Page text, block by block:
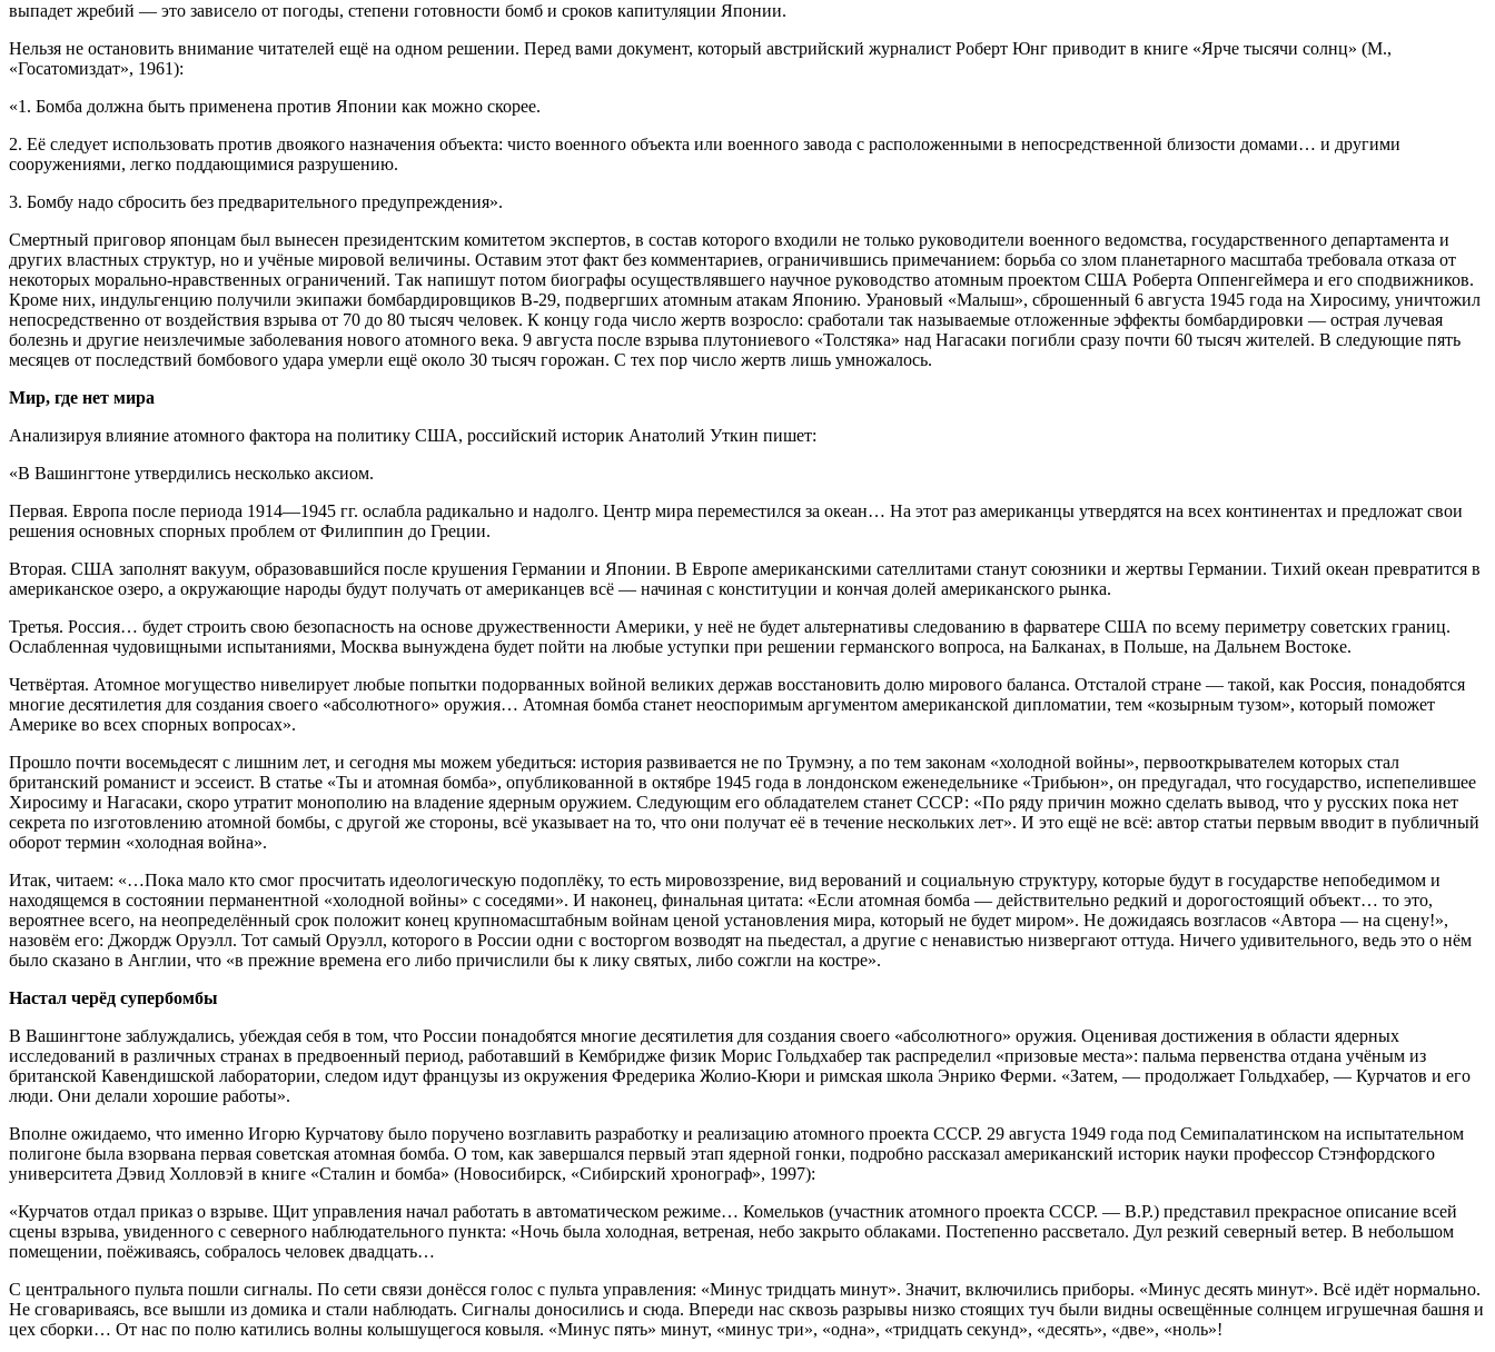
выпадет жребий — это зависело от погоды, степени готовности бомб и сроков капитуляции Японии.
Нельзя не остановить внимание читателей ещё на одном решении. Перед вами документ, который австрийский журналист Роберт Юнг приводит в книге «Ярче тысячи солнц» (М.,
«Госатомиздат», 1961):
«1. Бомба должна быть применена против Японии как можно скорее.
2. Её следует использовать против двоякого назначения объекта: чисто военного объекта или военного завода с расположенными в непосредственной близости домами… и другими
сооружениями, легко поддающимися разрушению.
3. Бомбу надо сбросить без предварительного предупреждения».
Смертный приговор японцам был вынесен президентским комитетом экспертов, в состав которого входили не только руководители военного ведомства, государственного департамента и
других властных структур, но и учёные мировой величины. Оставим этот факт без комментариев, ограничившись примечанием: борьба со злом планетарного масштаба требовала отказа от
некоторых морально-нравственных ограничений. Так напишут потом биографы осуществлявшего научное руководство атомным проектом США Роберта Оппенгеймера и его сподвижников.
Кроме них, индульгенцию получили экипажи бомбардировщиков В-29, подвергших атомным атакам Японию. Урановый «Малыш», сброшенный 6 августа 1945 года на Хиросиму, уничтожил
непосредственно от воздействия взрыва от 70 до 80 тысяч человек. К концу года число жертв возросло: сработали так называемые отложенные эффекты бомбардировки — острая лучевая
болезнь и другие неизлечимые заболевания нового атомного века. 9 августа после взрыва плутониевого «Толстяка» над Нагасаки погибли сразу почти 60 тысяч жителей. В следующие пять
месяцев от последствий бомбового удара умерли ещё около 30 тысяч горожан. С тех пор число жертв лишь умножалось.
Мир, где нет мира
Анализируя влияние атомного фактора на политику США, российский историк Анатолий Уткин пишет:
«В Вашингтоне утвердились несколько аксиом.
Первая. Европа после периода 1914—1945 гг. ослабла радикально и надолго. Центр мира переместился за океан… На этот раз американцы утвердятся на всех континентах и предложат свои
решения основных спорных проблем от Филиппин до Греции.
Вторая. США заполнят вакуум, образовавшийся после крушения Германии и Японии. В Европе американскими сателлитами станут союзники и жертвы Германии. Тихий океан превратится в
американское озеро, а окружающие народы будут получать от американцев всё — начиная с конституции и кончая долей американского рынка.
Третья. Россия… будет строить свою безопасность на основе дружественности Америки, у неё не будет альтернативы следованию в фарватере США по всему периметру советских границ.
Ослабленная чудовищными испытаниями, Москва вынуждена будет пойти на любые уступки при решении германского вопроса, на Балканах, в Польше, на Дальнем Востоке.
Четвёртая. Атомное могущество нивелирует любые попытки подорванных войной великих держав восстановить долю мирового баланса. Отсталой стране — такой, как Россия, понадобятся
многие десятилетия для создания своего «абсолютного» оружия… Атомная бомба станет неоспоримым аргументом американской дипломатии, тем «козырным тузом», который поможет
Америке во всех спорных вопросах».
Прошло почти восемьдесят с лишним лет, и сегодня мы можем убедиться: история развивается не по Трумэну, а по тем законам «холодной войны», первооткрывателем которых стал
британский романист и эссеист. В статье «Ты и атомная бомба», опубликованной в октябре 1945 года в лондонском еженедельнике «Трибьюн», он предугадал, что государство, испепелившее
Хиросиму и Нагасаки, скоро утратит монополию на владение ядерным оружием. Следующим его обладателем станет СССР: «По ряду причин можно сделать вывод, что у русских пока нет
секрета по изготовлению атомной бомбы, с другой же стороны, всё указывает на то, что они получат её в течение нескольких лет». И это ещё не всё: автор статьи первым вводит в публичный
оборот термин «холодная война».
Итак, читаем: «…Пока мало кто смог просчитать идеологическую подоплёку, то есть мировоззрение, вид верований и социальную структуру, которые будут в государстве непобедимом и
находящемся в состоянии перманентной «холодной войны» с соседями». И наконец, финальная цитата: «Если атомная бомба — действительно редкий и дорогостоящий объект… то это,
вероятнее всего, на неопределённый срок положит конец крупномасштабным войнам ценой установления мира, который не будет миром». Не дожидаясь возгласов «Автора — на сцену!»,
назовём его: Джордж Оруэлл. Тот самый Оруэлл, которого в России одни с восторгом возводят на пьедестал, а другие с ненавистью низвергают оттуда. Ничего удивительного, ведь это о нём
было сказано в Англии, что «в прежние времена его либо причислили бы к лику святых, либо сожгли на костре».
Настал черёд супербомбы
В Вашингтоне заблуждались, убеждая себя в том, что России понадобятся многие десятилетия для создания своего «абсолютного» оружия. Оценивая достижения в области ядерных
исследований в различных странах в предвоенный период, работавший в Кембридже физик Морис Гольдхабер так распределил «призовые места»: пальма первенства отдана учёным из
британской Кавендишской лаборатории, следом идут французы из окружения Фредерика Жолио-Кюри и римская школа Энрико Ферми. «Затем, — продолжает Гольдхабер, — Курчатов и его
люди. Они делали хорошие работы».
Вполне ожидаемо, что именно Игорю Курчатову было поручено возглавить разработку и реализацию атомного проекта СССР. 29 августа 1949 года под Семипалатинском на испытательном
полигоне была взорвана первая советская атомная бомба. О том, как завершался первый этап ядерной гонки, подробно рассказал американский историк науки профессор Стэнфордского
университета Дэвид Холловэй в книге «Сталин и бомба» (Новосибирск, «Сибирский хронограф», 1997):
«Курчатов отдал приказ о взрыве. Щит управления начал работать в автоматическом режиме… Комельков (участник атомного проекта СССР. — В.Р.) представил прекрасное описание всей
сцены взрыва, увиденного с северного наблюдательного пункта: «Ночь была холодная, ветреная, небо закрыто облаками. Постепенно рассветало. Дул резкий северный ветер. В небольшом
помещении, поёживаясь, собралось человек двадцать…
С центрального пульта пошли сигналы. По сети связи донёсся голос с пульта управления: «Минус тридцать минут». Значит, включились приборы. «Минус десять минут». Всё идёт нормально.
Не сговариваясь, все вышли из домика и стали наблюдать. Сигналы доносились и сюда. Впереди нас сквозь разрывы низко стоящих туч были видны освещённые солнцем игрушечная башня и
цех сборки… От нас по полю катились волны колышущегося ковыля. «Минус пять» минут, «минус три», «одна», «тридцать секунд», «десять», «две», «ноль»!